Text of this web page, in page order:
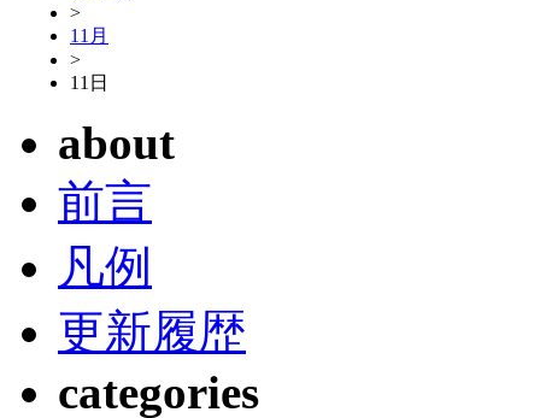
>
11月
>
11日
about
前言
凡例
更新履歴
categories